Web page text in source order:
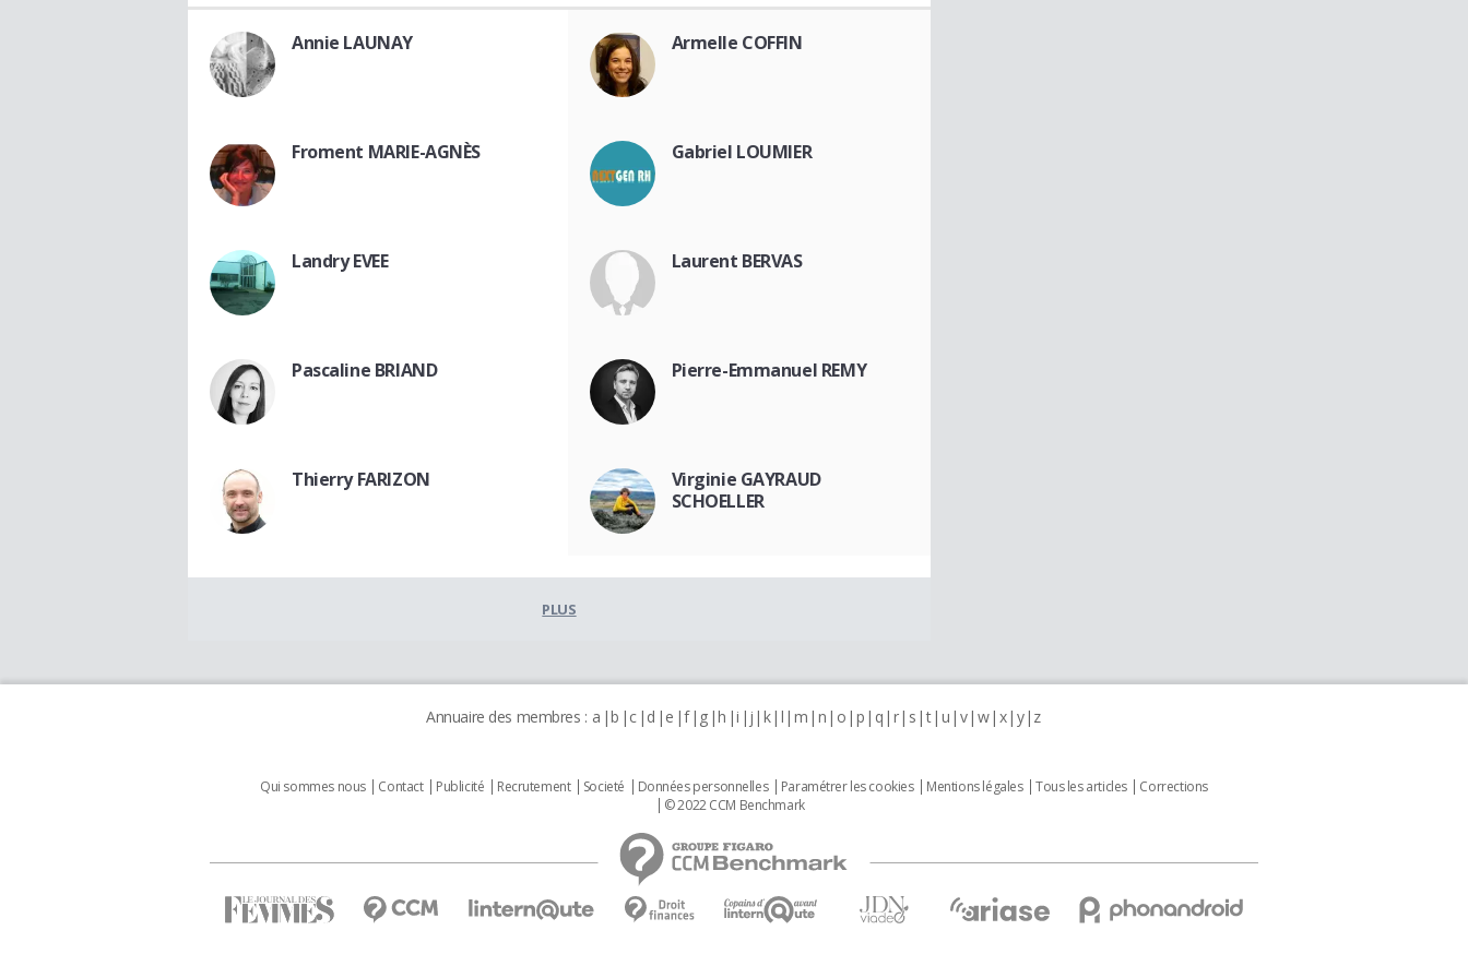
Annie LAUNAY Armelle COFFIN
Froment MARIE-AGNÈS Gabriel LOUMIER
Landry EVEE Laurent BERVAS
Pascaline BRIAND Pierre-Emmanuel REMY
Thierry FARIZON
Virginie GAYRAUD
SCHOELLER
PLUS
Annuaire des membres : a b c d e f g h i j k l m n o p q r s t u v w x y z
Qui sommes nous Contact Publicité Recrutement Societé Données personnelles Paramétrer les cookies Mentions légales Tous les articles
Corrections
© 2022 CCM Benchmark